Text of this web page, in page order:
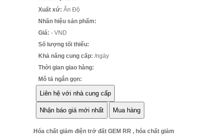
Xuất xứ: Ấn Độ
Nhãn hiệu sản phẩm:
Giá: - VND
Số lượng tối thiểu:
Khả năng cung cấp: /ngày
Thời gian giao hàng:
Mô tả ngắn gọn:
Hóa chất giảm điện trở đất GEM RR , hóa chất giảm